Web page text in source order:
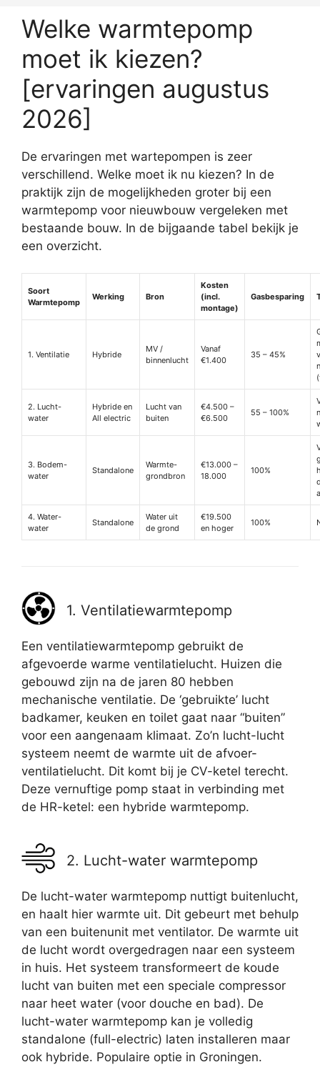
Welke warmtepomp
moet ik kiezen?
[ervaringen augustus
2026]
De ervaringen met wartepompen is zeer
verschillend. Welke moet ik nu kiezen? In de
praktijk zijn de mogelijkheden groter bij een
warmtepomp voor nieuwbouw vergeleken met
bestaande bouw. In de bijgaande tabel bekijk je
een overzicht.
Soort
Warmtepomp
Werking Bron
Kosten
(incl.
montage)
Gasbesparing
1. Ventilatie Hybride
MV /
binnenlucht
Vanaf
€1.400
35 – 45%
2. Lucht-
water
Hybride en
All electric
Lucht van
buiten
€4.500 –
€6.500
55 – 100%
3. Bodem-
water
Standalone
Warmte-
grondbron
€13.000 –
18.000
100%
4. Water-
water
Standalone
Water uit
de grond
€19.500
en hoger
100%
1. Ventilatiewarmtepomp
Een ventilatiewarmtepomp gebruikt de
afgevoerde warme ventilatielucht. Huizen die
gebouwd zijn na de jaren 80 hebben
mechanische ventilatie. De ‘gebruikte’ lucht
badkamer, keuken en toilet gaat naar “buiten”
voor een aangenaam klimaat. Zo’n lucht-lucht
systeem neemt de warmte uit de afvoer-
ventilatielucht. Dit komt bij je CV-ketel terecht.
Deze vernuftige pomp staat in verbinding met
de HR-ketel: een hybride warmtepomp.
2. Lucht-water warmtepomp
De lucht-water warmtepomp nuttigt buitenlucht,
en haalt hier warmte uit. Dit gebeurt met behulp
van een buitenunit met ventilator. De warmte uit
de lucht wordt overgedragen naar een systeem
in huis. Het systeem transformeert de koude
lucht van buiten met een speciale compressor
naar heet water (voor douche en bad). De
lucht-water warmtepomp kan je volledig
standalone (full-electric) laten installeren maar
ook hybride. Populaire optie in Groningen.